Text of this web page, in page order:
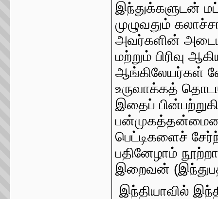
இந்துக்களுடன்
முழுவதும்
அவர்களின்
மற்றும் பிரிவு
ஆங்கிலேயர்கள்
உருவாக்கத்
இதைப்
பெட்டிகளைச்
பதினேழாம்
இறைவன்
இந்தியாவில்